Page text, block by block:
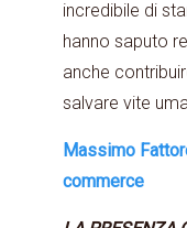
incredibile di
hanno saputo
anche
salvare vite
Massimo
commerce